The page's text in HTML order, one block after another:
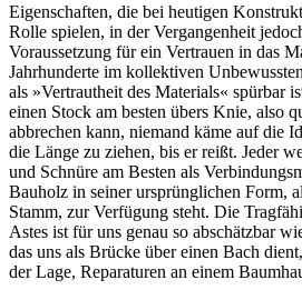
Eigenschaften, die bei heutigen
Rolle spielen, in der Vergangenheit
Voraussetzung für ein Vertrauen in das
Jahrhunderte im kollektiven
als »Vertrautheit des Materials« spürbar
einen Stock am besten übers Knie, also
abbrechen kann, niemand käme auf die
die Länge zu ziehen, bis er reißt. Jeder
und Schnüre am Besten als
Bauholz in seiner ursprünglichen Form,
Stamm, zur Verfügung steht. Die
Astes ist für uns genau so abschätzbar
das uns als Brücke über einen Bach
der Lage, Reparaturen an einem